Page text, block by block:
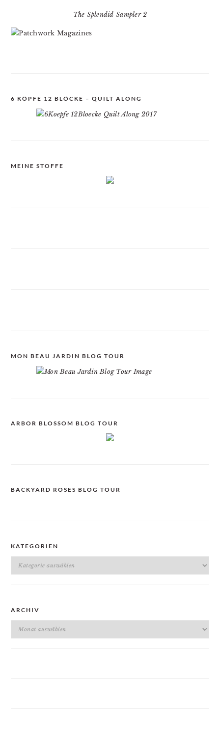
The Splendid Sampler 2
6 KÖPFE 12 BLÖCKE – QUILT ALONG
MEINE STOFFE
MON BEAU JARDIN BLOG TOUR
ARBOR BLOSSOM BLOG TOUR
BACKYARD ROSES BLOG TOUR
KATEGORIEN
Kategorien
ARCHIV
Archiv